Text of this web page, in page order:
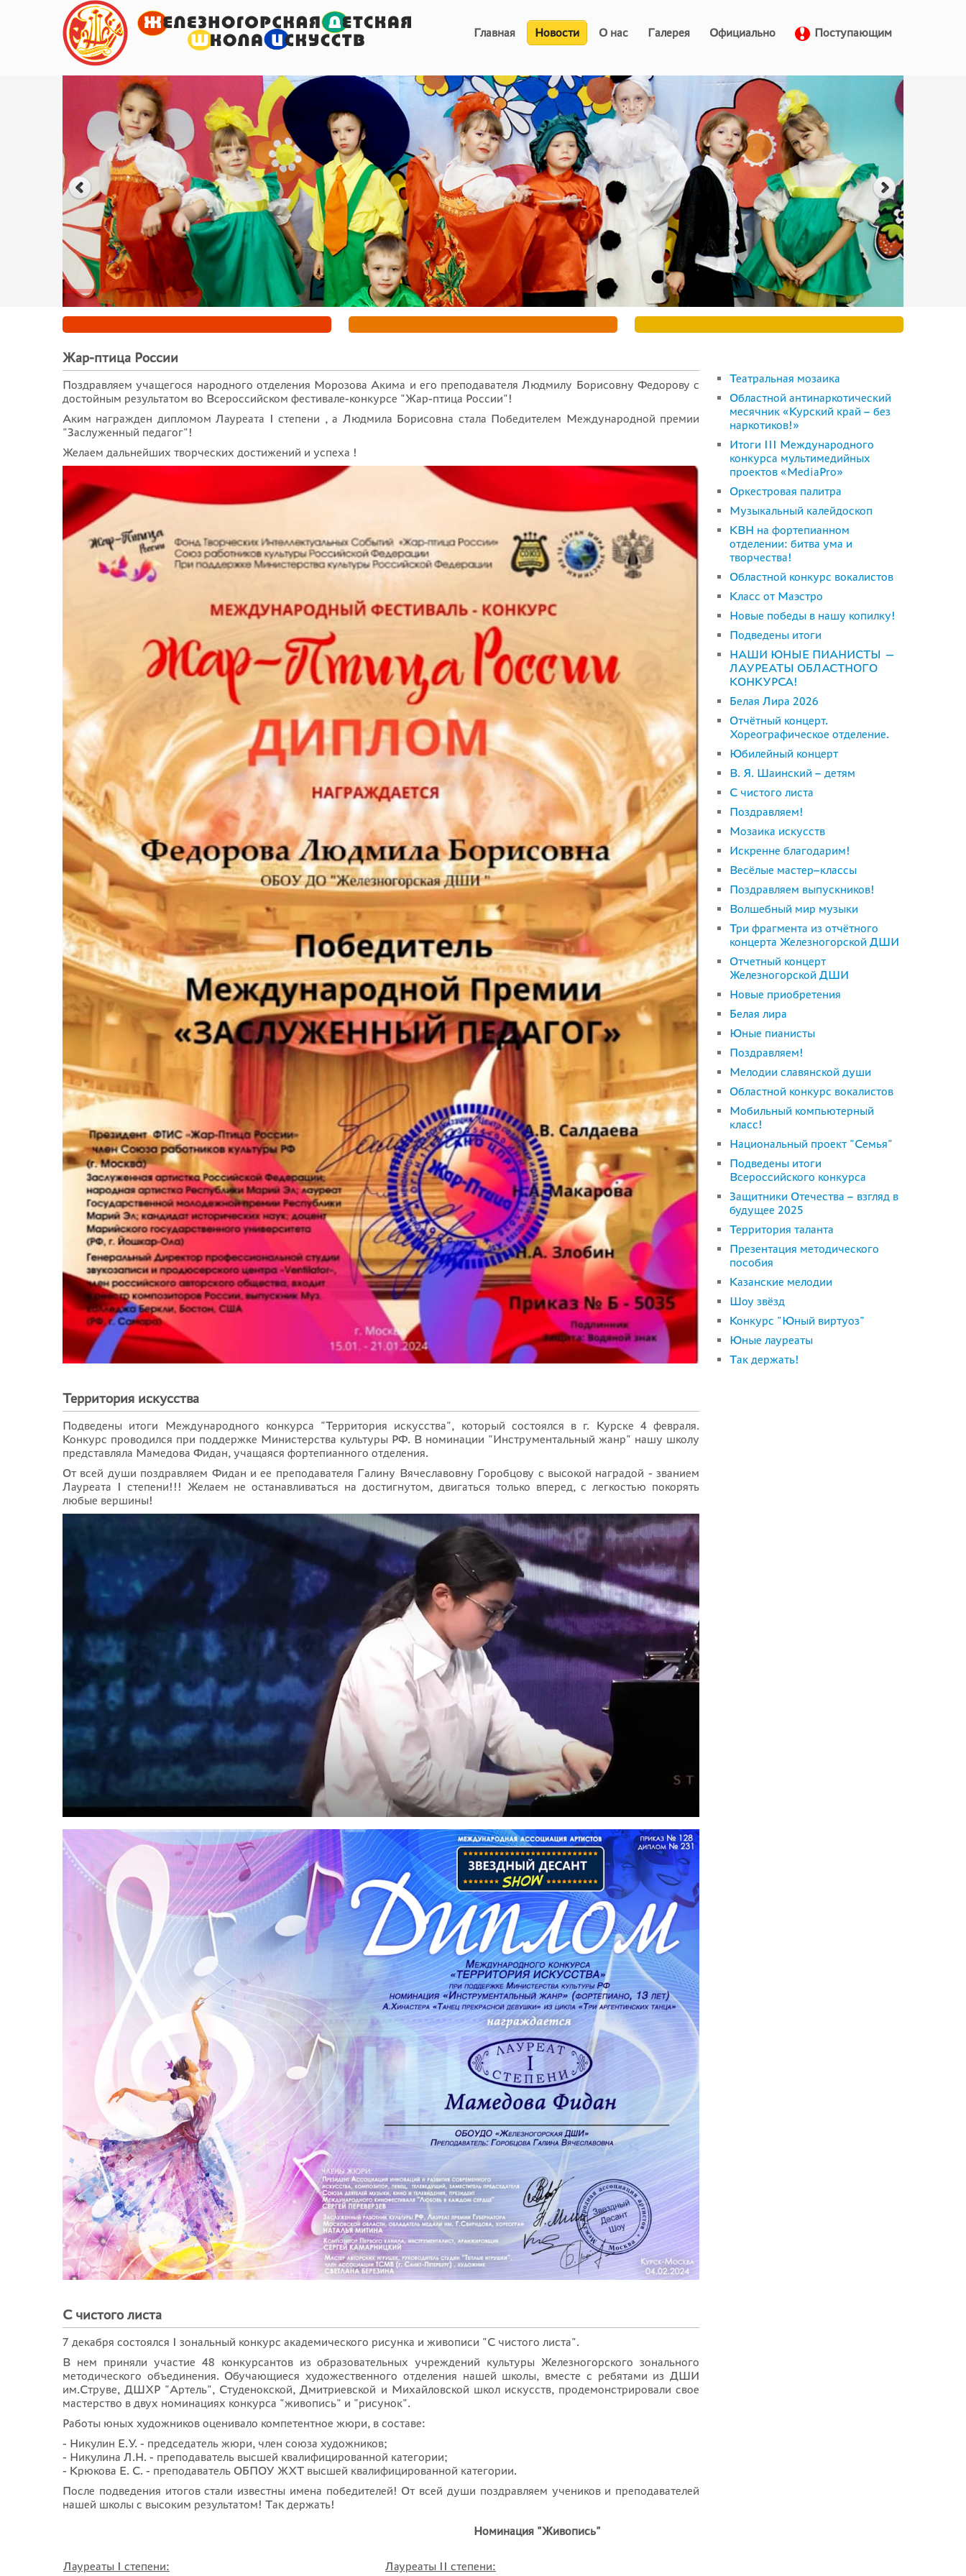
Главная Новости О нас Галерея Официально Поступающим
Жар-птица России
Поздравляем учащегося народного отделения Морозова Акима и его преподавателя Людмилу Борисовну Федорову с
достойным результатом во Всероссийском фестивале-конкурсе "Жар-птица России"!
Аким награжден дипломом Лауреата I степени , а Людмила Борисовна стала Победителем Международной премии
"Заслуженный педагог"!
Желаем дальнейших творческих достижений и успеха !
Территория искусства
Подведены итоги Международного конкурса "Территория искусства", который состоялся в г. Курске 4 февраля.
Конкурс проводился при поддержке Министерства культуры РФ. В номинации "Инструментальный жанр" нашу школу
представляла Мамедова Фидан, учащаяся фортепианного отделения.
От всей души поздравляем Фидан и ее преподавателя Галину Вячеславовну Горобцову с высокой наградой - званием
Лауреата I степени!!! Желаем не останавливаться на достигнутом, двигаться только вперед, с легкостью покорять
любые вершины!
С чистого листа
7 декабря состоялся I зональный конкурс академического рисунка и живописи "С чистого листа".
В нем приняли участие 48 конкурсантов из образовательных учреждений культуры Железногорского зонального
методического объединения. Обучающиеся художественного отделения нашей школы, вместе с ребятами из ДШИ
им.Струве, ДШХР "Артель", Студенокской, Дмитриевской и Михайловской школ искусств, продемонстрировали свое
мастерство в двух номинациях конкурса "живопись" и "рисунок".
Работы юных художников оценивало компетентное жюри, в составе:
- Никулин Е.У. - председатель жюри, член союза художников;
- Никулина Л.Н. - преподаватель высшей квалифицированной категории;
- Крюкова Е. С. - преподаватель ОБПОУ ЖХТ высшей квалифицированной категории.
После подведения итогов стали известны имена победителей! От всей души поздравляем учеников и преподавателей
нашей школы с высоким результатом! Так держать!
Номинация "Живопись"
Лауреаты I степени: Лауреаты II степени:
Театральная мозаика
Областной антинаркотический
месячник «Курский край – без
наркотиков!»
Итоги III Международного
конкурса мультимедийных
проектов «MediaPro»
Оркестровая палитра
Музыкальный калейдоскоп
КВН на фортепианном
отделении: битва ума и
творчества!
Областной конкурс вокалистов
Класс от Маэстро
Новые победы в нашу копилку!
Подведены итоги
НАШИ ЮНЫЕ ПИАНИСТЫ —
ЛАУРЕАТЫ ОБЛАСТНОГО
КОНКУРСА!
Белая Лира 2026
Отчётный концерт.
Хореографическое отделение.
Юбилейный концерт
В. Я. Шаинский – детям
С чистого листа
Поздравляем!
Мозаика искусств
Искренне благодарим!
Весёлые мастер–классы
Поздравляем выпускников!
Волшебный мир музыки
Три фрагмента из отчётного
концерта Железногорской ДШИ
Отчетный концерт
Железногорской ДШИ
Новые приобретения
Белая лира
Юные пианисты
Поздравляем!
Мелодии славянской души
Областной конкурс вокалистов
Мобильный компьютерный
класс!
Национальный проект "Семья"
Подведены итоги
Всероссийского конкурса
Защитники Отечества – взгляд в
будущее 2025
Территория таланта
Презентация методического
пособия
Казанские мелодии
Шоу звёзд
Конкурс "Юный виртуоз"
Юные лауреаты
Так держать!